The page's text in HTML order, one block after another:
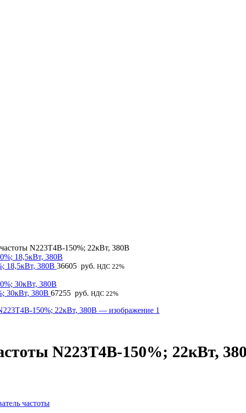
N223T4B-150%; 22кВт, 380В
18,5кВт, 380В 36605 руб. НДС 22%
30кВт, 380В 67255 руб. НДС 22%
N223T4B-150%; 22кВт,
частоты